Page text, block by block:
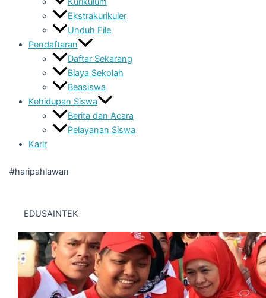
Ekstrakurikuler
Unduh File
Pendaftaran
Daftar Sekarang
Biaya Sekolah
Beasiswa
Kehidupan Siswa
Berita dan Acara
Pelayanan Siswa
Karir
#haripahlawan
EDUSAINTEK